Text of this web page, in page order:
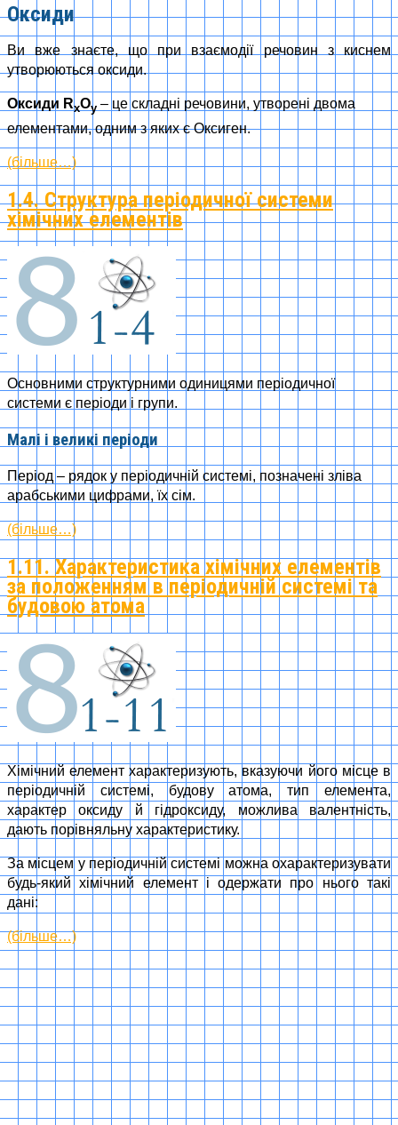
Оксиди
Ви вже знаєте, що при взаємодії речовин з киснем
утворюються оксиди.
Оксиди RxOy – це складні речовини, утворені двома
елементами, одним з яких є Оксиген.
(більше…)
1.4. Структура періодичної системи
хімічних елементів
Основними структурними одиницями періодичної
системи є періоди і групи.
Малі і великі періоди
Період – рядок у періодичній системі, позначені зліва
арабськими цифрами, їх сім.
(більше…)
1.11. Характеристика хімічних елементів
за положенням в періодичній системі та
будовою атома
Хімічний елемент характеризують, вказуючи його місце в
періодичній системі, будову атома, тип елемента,
характер оксиду й гідроксиду, можлива валентність,
дають порівняльну характеристику.
За місцем у періодичній системі можна охарактеризувати
будь-який хімічний елемент і одержати про нього такі
дані:
(більше…)